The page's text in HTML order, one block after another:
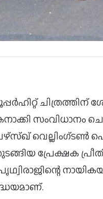
ചിത്രത്തിന്
സംവിധാനം
വെല്ലിംഗ്ടൺ
പ്രേക്ഷക